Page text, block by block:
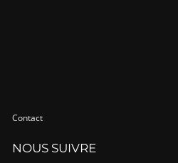
Contact
NOUS SUIVRE